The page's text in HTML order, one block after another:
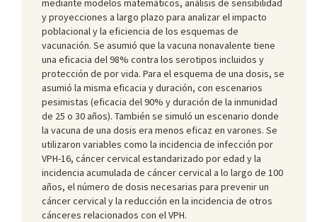
y proyecciones a largo plazo para analizar el impacto
poblacional y la eficiencia de los esquemas de
vacunación. Se asumió que la vacuna nonavalente tiene
una eficacia del 98% contra los serotipos incluidos y
protección de por vida. Para el esquema de una dosis, se
asumió la misma eficacia y duración, con escenarios
pesimistas (eficacia del 90% y duración de la inmunidad
de 25 o 30 años). También se simuló un escenario donde
la vacuna de una dosis era menos eficaz en varones. Se
utilizaron variables como la incidencia de infección por
VPH-16, cáncer cervical estandarizado por edad y la
incidencia acumulada de cáncer cervical a lo largo de 100
años, el número de dosis necesarias para prevenir un
cáncer cervical y la reducción en la incidencia de otros
cánceres relacionados con el VPH.